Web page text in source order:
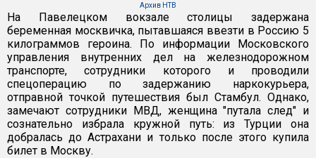
Архив НТВ
На Павелецком вокзале столицы задержана
беременная москвичка, пытавшаяся ввезти в Россию 5
килограммов героина. По информации Московского
управления внутренних дел на железнодорожном
транспорте, сотрудники которого и проводили
спецоперацию по задержанию наркокурьера,
отправной точкой путешествия был Стамбул. Однако,
замечают сотрудники МВД, женщина "путала след" и
сознательно избрала кружной путь: из Турции она
добралась до Астрахани и только после этого купила
билет в Москву.